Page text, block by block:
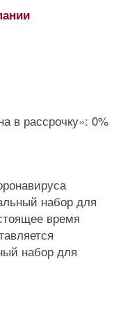
в рассрочку»: 0%
набор для
время
набор для